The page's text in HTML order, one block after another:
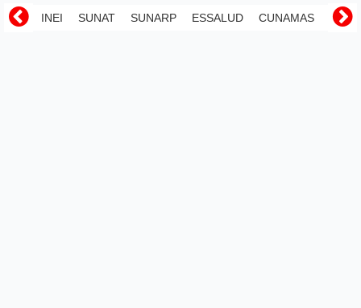
INEI SUNAT SUNARP ESSALUD CUNAMAS